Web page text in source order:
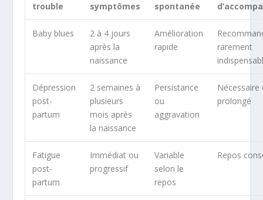
trouble
symptômes
spontanée
Baby blues
2 à 4 jours
après la
naissance
Amélioration
rapide
rarement
Dépression
post-
partum
2 semaines à
plusieurs
mois après
la naissance
Persistance
ou
aggravation
prolongé
Fatigue
post-
partum
Immédiat ou
progressif
Variable
selon le
repos
Repos